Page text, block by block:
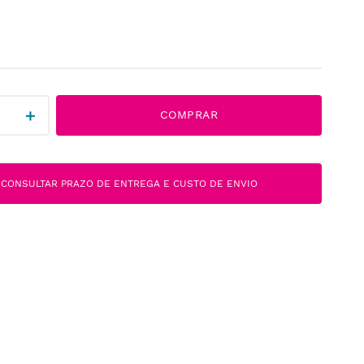
＋ COMPRAR
CONSULTAR PRAZO DE ENTREGA E CUSTO DE ENVIO